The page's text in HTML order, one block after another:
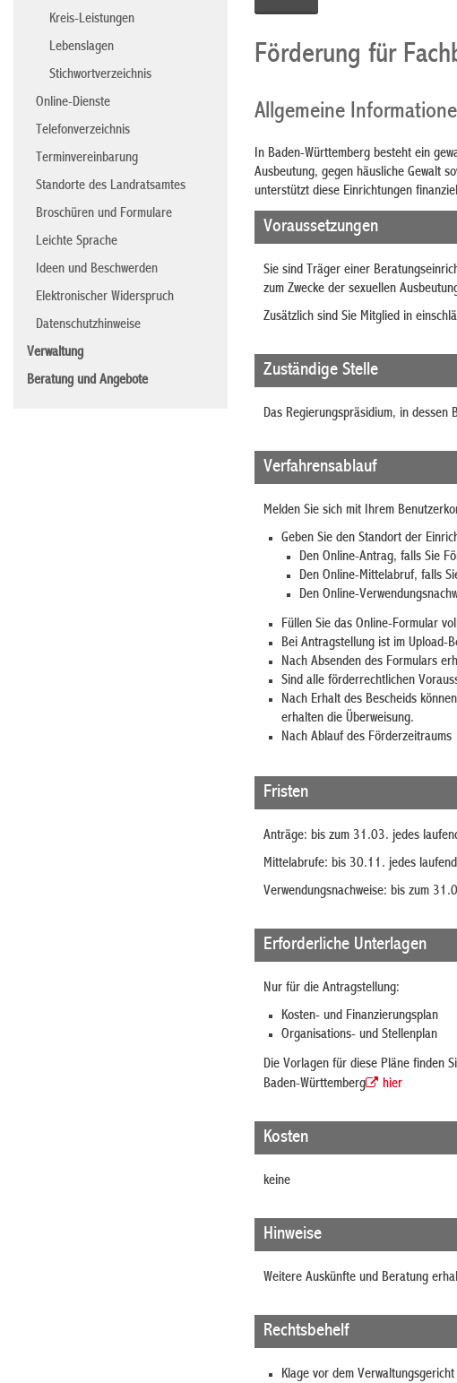
Kreis-Leistungen
Lebenslagen
Stichwortverzeichnis
Online-Dienste
Telefonverzeichnis
Terminvereinbarung
Standorte des Landratsamtes
Broschüren und Formulare
Leichte Sprache
Ideen und Beschwerden
Elektronischer Widerspruch
Datenschutzhinweise
Verwaltung
Beratung und Angebote
Förderung für
Allgemeine
In Baden-Württemberg besteht ein
Ausbeutung, gegen häusliche Gewalt
unterstützt diese Einrichtungen
Voraussetzungen
Sie sind Träger einer
zum Zwecke der sexuellen
Zusätzlich sind Sie Mitglied in
Zuständige Stelle
Das Regierungspräsidium, in
Verfahrensablauf
Melden Sie sich mit Ihrem
Geben Sie den Standort der
Den Online-Antrag, falls Sie
Den Online-Mittelabruf, falls
Den Online-
Füllen Sie das Online-Formular
Bei Antragstellung ist im Upload-
Nach Absenden des Formulars
Sind alle förderrechtlichen
Nach Erhalt des Bescheids
erhalten die Überweisung.
Nach Ablauf des
Fristen
Anträge: bis zum 31.03. jedes
Mittelabrufe: bis 30.11. jedes
Verwendungsnachweise: bis zum
Erforderliche Unterlagen
Nur für die Antragstellung:
Kosten- und Finanzierungsplan
Organisations- und Stellenplan
Die Vorlagen für diese Pläne finden
Baden-Württemberg
hier
Kosten
keine
Hinweise
Weitere Auskünfte und Beratung
Rechtsbehelf
Klage vor dem Verwaltungsgericht